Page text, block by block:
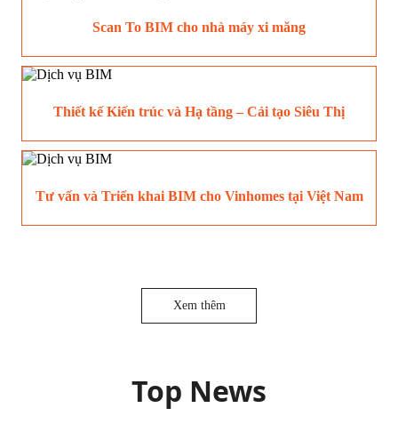
Scan To BIM cho nhà máy xi măng
Thiết kế Kiến trúc và Hạ tầng – Cải tạo Siêu Thị
Tư vấn và Triển khai BIM cho Vinhomes tại Việt Nam
Xem thêm
Top News